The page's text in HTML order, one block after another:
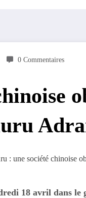
0 Commentaires
18 avril dans